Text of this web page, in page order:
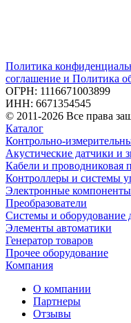
Политика
соглашение и Политика
ОГРН: 1116671003899
ИНН: 6671354545
© 2011-2026 Все права
Каталог
Контрольно-
Акустические датчики и
Кабели и проводниковая
Контроллеры и системы
Электронные компоненты
Преобразователи
Системы и оборудование
Элементы автоматики
Генератор товаров
Прочее оборудование
Компания
О компании
Партнеры
Отзывы